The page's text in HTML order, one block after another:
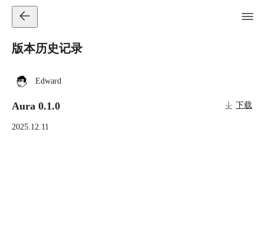
版本历史记录
Edward
Aura 0.1.0 下载
2025.12.11